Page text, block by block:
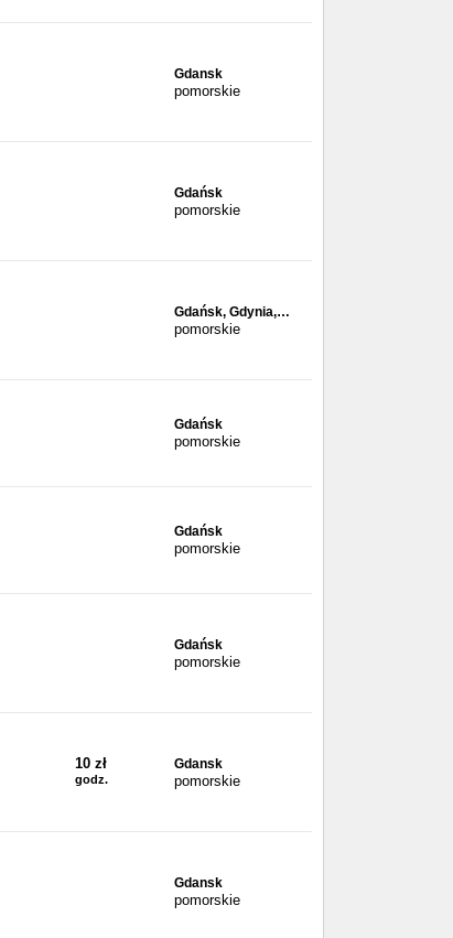
Gdansk
pomorskie
Gdańsk
pomorskie
Gdańsk, Gdynia,…
pomorskie
Gdańsk
pomorskie
Gdańsk
pomorskie
Gdańsk
pomorskie
10 zł
godz.
Gdansk
pomorskie
Gdansk
pomorskie